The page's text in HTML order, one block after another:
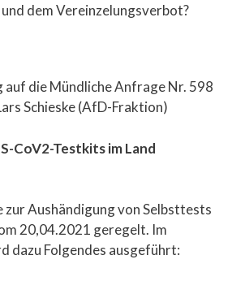
dem Vereinzelungsverbot?
auf die Mündliche Anfrage Nr. 598
Schieske (AfD-Fraktion)
CoV2-Testkits im Land
zur Aushändigung von Selbsttests
20,04.2021 geregelt. Im
dazu Folgendes ausgeführt: